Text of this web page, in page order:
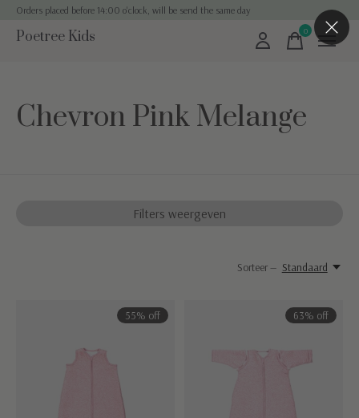
Orders placed before 14:00 o'clock, will be send the same day
Poetree Kids 0items
Chevron Pink Melange
Filters weergeven
Sorteer — Standaard
55% off 63% off